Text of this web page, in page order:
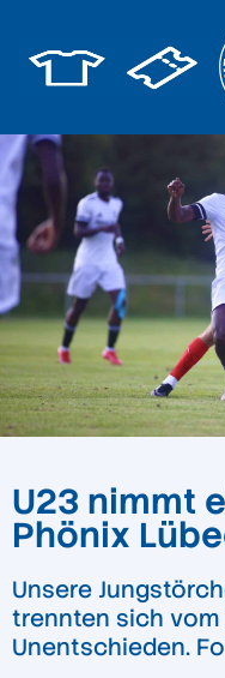
U23 nimmt
Phönix
Unsere
trennten sich vom
Unentschieden.